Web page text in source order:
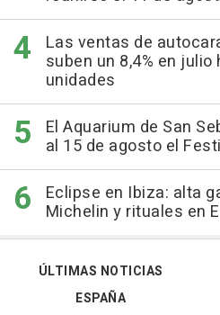
Las ventas de
suben un 8,4% en
unidades
El Aquarium de San
al 15 de agosto el
Eclipse en Ibiza: alta
Michelin y rituales en
ÚLTIMAS NOTICIAS
ESPAÑA